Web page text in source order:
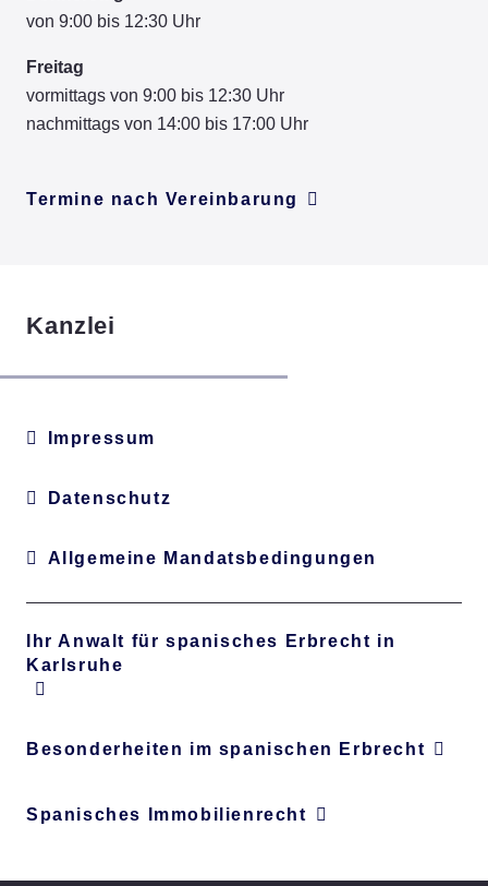
von 9:00 bis 12:30 Uhr
Freitag
vormittags von 9:00 bis 12:30 Uhr
nachmittags von 14:00 bis 17:00 Uhr
Termine nach Vereinbarung
Kanzlei
Impressum
Datenschutz
Allgemeine Mandatsbedingungen
Ihr Anwalt für spanisches Erbrecht in
Karlsruhe
Besonderheiten im spanischen Erbrecht
Spanisches Immobilienrecht